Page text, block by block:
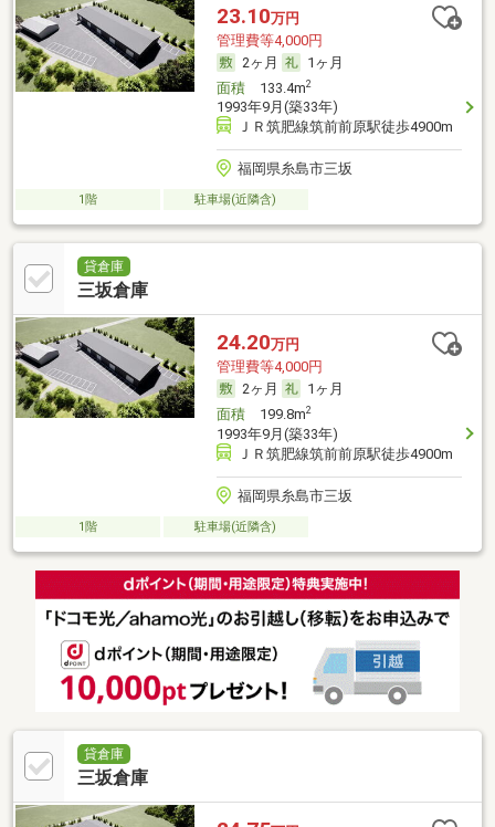
23.10万円
管理費等4,000円
2ヶ月
1ヶ月
面積133.4m2
1993年9月(築33年)
ＪＲ筑肥線筑前前原駅徒歩4900m
福岡県糸島市三坂
1階 駐車場(近隣含)
貸倉庫
三坂倉庫
24.20万円
管理費等4,000円
2ヶ月
1ヶ月
面積199.8m2
1993年9月(築33年)
ＪＲ筑肥線筑前前原駅徒歩4900m
福岡県糸島市三坂
1階 駐車場(近隣含)
貸倉庫
三坂倉庫